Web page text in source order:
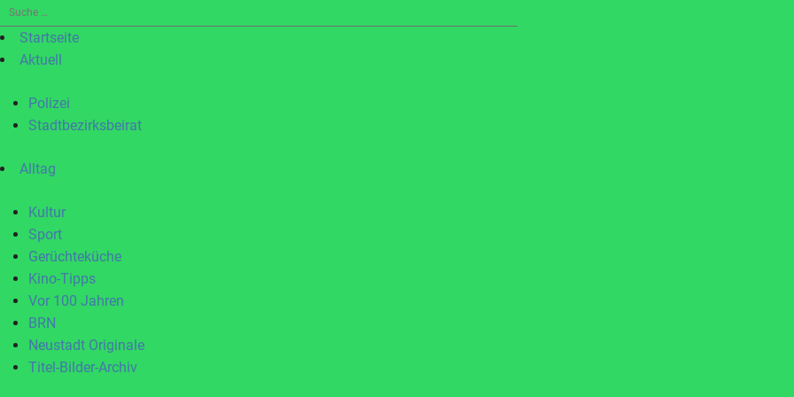
Suche
nach:Startseite
Aktuell
Polizei
Stadtbezirksbeirat
Alltag
Kultur
Sport
Gerüchteküche
Kino-Tipps
Vor 100 Jahren
BRN
Neustadt Originale
Titel-Bilder-Archiv